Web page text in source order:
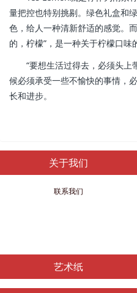
量把控也特别挑剔。绿色礼盒和
色，给人一种清新舒适的感觉。
的，柠檬”，是一种关于柠檬口味
“要想生活过得去，必须头上
候必须承受一些不愉快的事情，
长和进步。
关于我们
联系我们
艺术纸